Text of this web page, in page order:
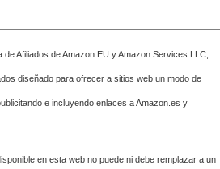
Afiliados de Amazon EU y Amazon Services LLC,
diseñado para ofrecer a sitios web un modo de
e incluyendo enlaces a Amazon.es y
en esta web no puede ni debe remplazar a un